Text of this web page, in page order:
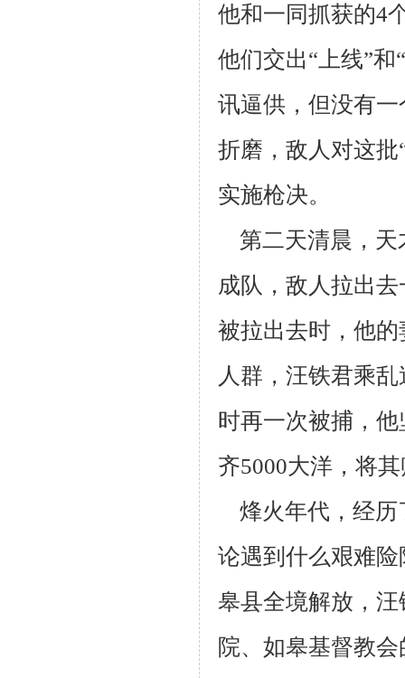
他和一同抓获的4
他们交出“上线”和
讯逼供， 但没有
折磨，敌人对这
实施枪决。
第二天清晨，天
成队，敌人拉出
被拉出去时，他
人群，汪铁君乘乱
时再一次被捕，
齐5000大洋，将
烽火年代，经历
论遇到什么艰难
皋县全境解放，汪
院、如皋基督教